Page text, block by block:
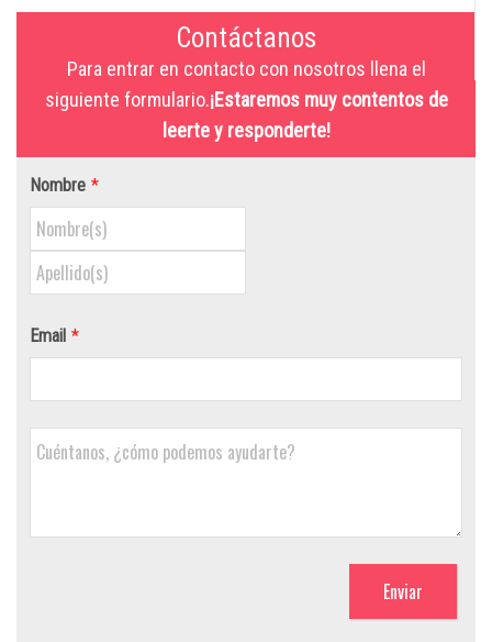
Contáctanos
Para entrar en contacto con nosotros llena el
siguiente formulario.¡Estaremos muy contentos de
leerte y responderte!
Nombre *
Email *
Enviar